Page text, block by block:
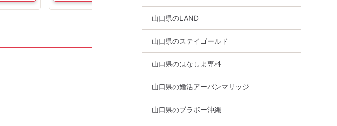
山口県のLAND
山口県のステイゴールド
山口県のはなしま専科
山口県の婚活アーバンマリッジ
山口県のブラボー沖縄